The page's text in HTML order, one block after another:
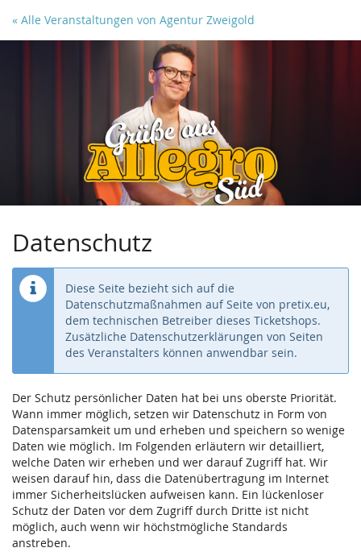
Zum
« Alle Veranstaltungen von Agentur Zweigold
Datenschutz
Diese Seite bezieht sich auf die
Datenschutzmaßnahmen auf Seite von pretix.eu,
dem technischen Betreiber dieses Ticketshops.
Zusätzliche Datenschutzerklärungen von Seiten
des Veranstalters können anwendbar sein.
Der Schutz persönlicher Daten hat bei uns oberste Priorität.
Wann immer möglich, setzen wir Datenschutz in Form von
Datensparsamkeit um und erheben und speichern so wenige
Daten wie möglich. Im Folgenden erläutern wir detailliert,
welche Daten wir erheben und wer darauf Zugriff hat. Wir
weisen darauf hin, dass die Datenübertragung im Internet
immer Sicherheitslücken aufweisen kann. Ein lückenloser
Schutz der Daten vor dem Zugriff durch Dritte ist nicht
möglich, auch wenn wir höchstmögliche Standards
anstreben.